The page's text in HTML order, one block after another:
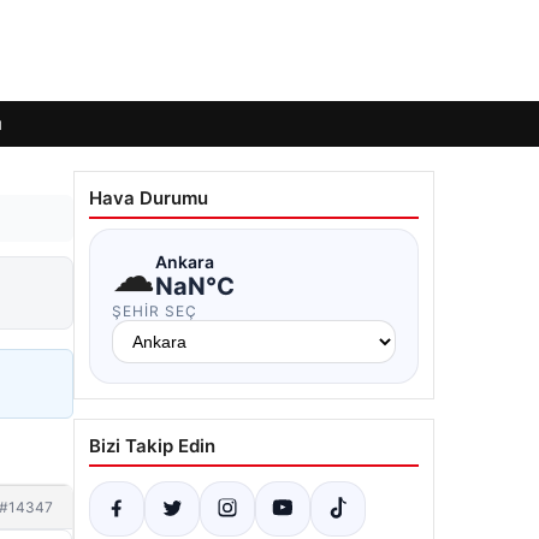
#14347
Hava Durumu
☁Ankara
NaN°C
ŞEHIR SEÇ
Bizi Takip Edin